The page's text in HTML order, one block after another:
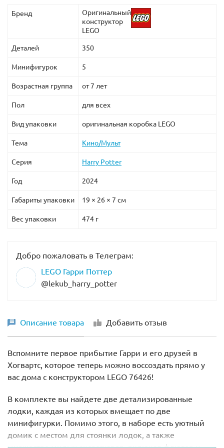
Бренд
Оригинальный
конструктор
LEGO
Деталей 350
Минифигурок 5
Возрастная группа от 7 лет
Пол для всех
Вид упаковки оригинальная коробка LEGO
Тема Кино/Мульт
Серия Harry Potter
Год 2024
Габариты упаковки 19 × 26 × 7 см
Вес упаковки 474 г
Добро пожаловать в Телеграм:
LEGO Гарри Поттер
@lekub_harry_potter
Описание товара Добавить отзыв
Вспомните первое прибытие Гарри и его друзей в
Хогвартс, которое теперь можно воссоздать прямо у
вас дома с конструктором LEGO 76426!
В комплекте вы найдете две детализированные
лодки, каждая из которых вмещает по две
минифигурки. Помимо этого, в наборе есть уютный
домик с местом для стоянки лодок, а также